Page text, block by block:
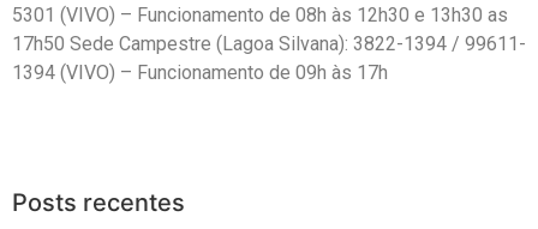
5301 (VIVO) – Funcionamento de 08h às 12h30 e 13h30 as
17h50 Sede Campestre (Lagoa Silvana): 3822-1394 / 99611-
1394 (VIVO) – Funcionamento de 09h às 17h
Posts recentes